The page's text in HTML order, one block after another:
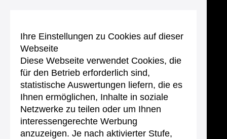
Ihre Einstellungen zu Cookies auf dieser
Webseite
Diese Webseite verwendet Cookies, die
für den Betrieb erforderlich sind,
statistische Auswertungen liefern, die es
Ihnen ermöglichen, Inhalte in soziale
Netzwerke zu teilen oder um Ihnen
interessengerechte Werbung
anzuzeigen. Je nach aktivierter Stufe,